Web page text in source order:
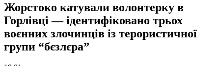
Жорстоко катували волонтерку в
Горлівці — ідентифіковано трьох
воєнних злочинців із терористичної
групи “бєзлєра”